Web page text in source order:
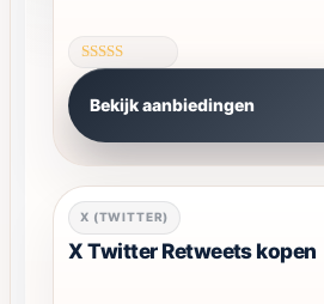
Gewaardeer
4.59
uit 5
Bekijk aanbiedingen
X (TWITTER)
X Twitter Retweets kopen
Dit
product